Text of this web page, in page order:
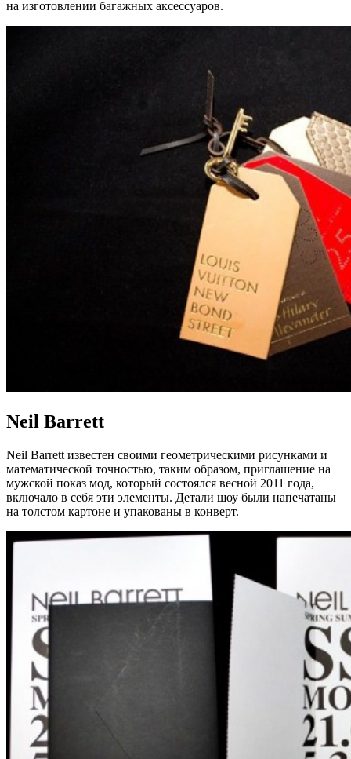
на изготовлении багажных аксессуаров.
Neil Barrett
Neil Barrett известен своими геометрическими рисунками и
математической точностью, таким образом, приглашение на
мужской показ мод, который состоялся весной 2011 года,
включало в себя эти элементы. Детали шоу были напечатаны
на толстом картоне и упакованы в конверт.